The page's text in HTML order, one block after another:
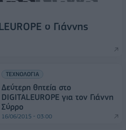
ο Γιάννης
ΤΕΧΝΟΛΟΓΙΑ
Δεύτερη θητεία στο
DIGITALEUROPE για τον Γιάννη
Σύρρο
16/06/2015 - 03:00